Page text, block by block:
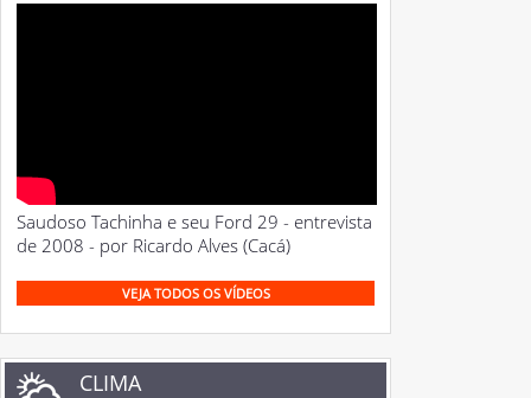
Saudoso Tachinha e seu Ford 29 - entrevista
de 2008 - por Ricardo Alves (Cacá)
VEJA TODOS OS VÍDEOS
CLIMA